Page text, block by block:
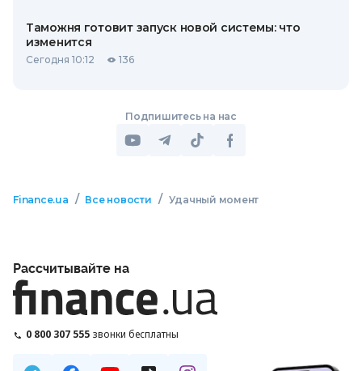
Таможня готовит запуск новой системы: что
изменится
Сегодня 10:12 136
Подпишитесь на нас
Finance.ua / Все новости / Удачный момент
Рассчитывайте на
0 800 307 555 звонки бесплатны